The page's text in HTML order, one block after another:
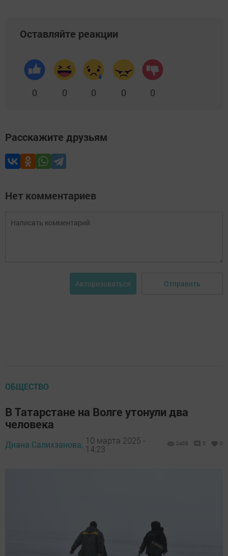
Оставляйте реакции
0 0 0 0 0
Расскажите друзьям
Нет комментариев
Авторизоваться Отправить
ОБЩЕСТВО
В Татарстане на Волге утонули два
человека
Диана Салихзанова, 10 марта 2025 -
14:23
2408 0 0